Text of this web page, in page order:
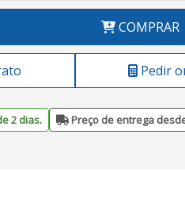
COMPRAR
Pedir
2 dias. Preço de entrega